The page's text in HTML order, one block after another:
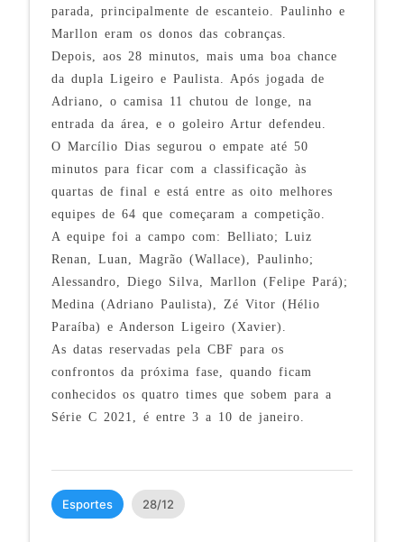
parada, principalmente de escanteio. Paulinho e
Marllon eram os donos das cobranças.
Depois, aos 28 minutos, mais uma boa chance
da dupla Ligeiro e Paulista. Após jogada de
Adriano, o camisa 11 chutou de longe, na
entrada da área, e o goleiro Artur defendeu.
O Marcílio Dias segurou o empate até 50
minutos para ficar com a classificação às
quartas de final e está entre as oito melhores
equipes de 64 que começaram a competição.
A equipe foi a campo com: Belliato; Luiz
Renan, Luan, Magrão (Wallace), Paulinho;
Alessandro, Diego Silva, Marllon (Felipe Pará);
Medina (Adriano Paulista), Zé Vitor (Hélio
Paraíba) e Anderson Ligeiro (Xavier).
As datas reservadas pela CBF para os
confrontos da próxima fase, quando ficam
conhecidos os quatro times que sobem para a
Série C 2021, é entre 3 a 10 de janeiro.
Esportes 28/12